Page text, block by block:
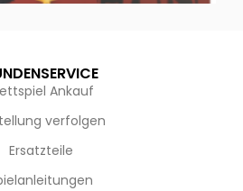
Ankauf
verfolgen
Ersatzteile